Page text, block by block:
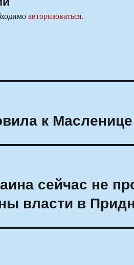
авторизоваться.
к
сейчас не
власти в